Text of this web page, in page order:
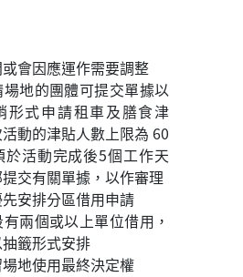
會因應運作需要調整
地的團體可提交單據以
形式申請租車及膳食津
動的津貼人數上限為 60
於活動完成後5個工作天
交有關單據，以作審理
安排分區借用申請
兩個或以上單位借用，
籤形式安排
地使用最終決定權